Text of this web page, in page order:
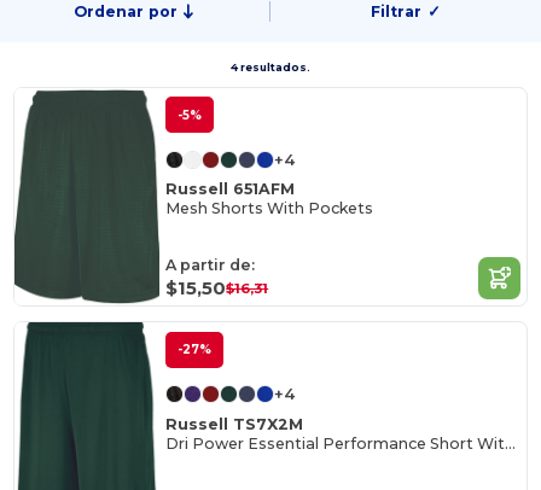
Ordenar por Filtrar ✓
4 resultados.
-5%
+4
Russell 651AFM
Mesh Shorts With Pockets
A partir de:
$15,50$16,31
-27%
+4
Russell TS7X2M
Dri Power Essential Performance Short With Pockets